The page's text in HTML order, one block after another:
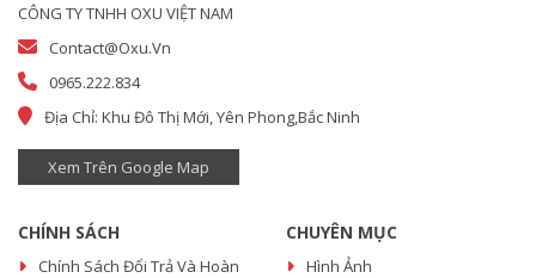
CÔNG TY TNHH OXU VIỆT NAM
Contact@oxu.vn
0965.222.834
Địa Chỉ: Khu Đô Thị Mới, Yên Phong,Bắc Ninh
Xem Trên Google Map
CHÍNH SÁCH
Chính Sách Đổi Trả Và Hoàn
CHUYÊN MỤC
Hình Ảnh